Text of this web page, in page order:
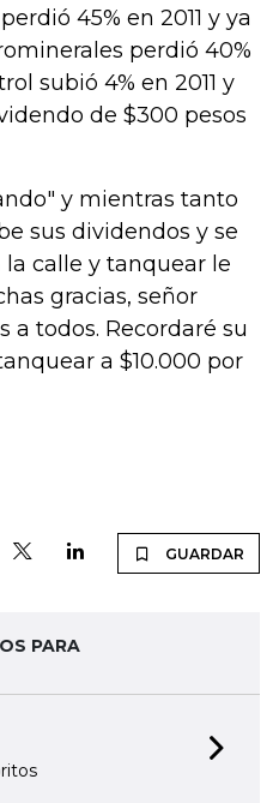
45% en 2011 y ya
perdió 40%
subió 4% en 2011 y
de $300 pesos
y mientras tanto
sus dividendos y se
calle y tanquear le
gracias, señor
a todos. Recordaré su
a $10.000 por
GUARDAR
PARA